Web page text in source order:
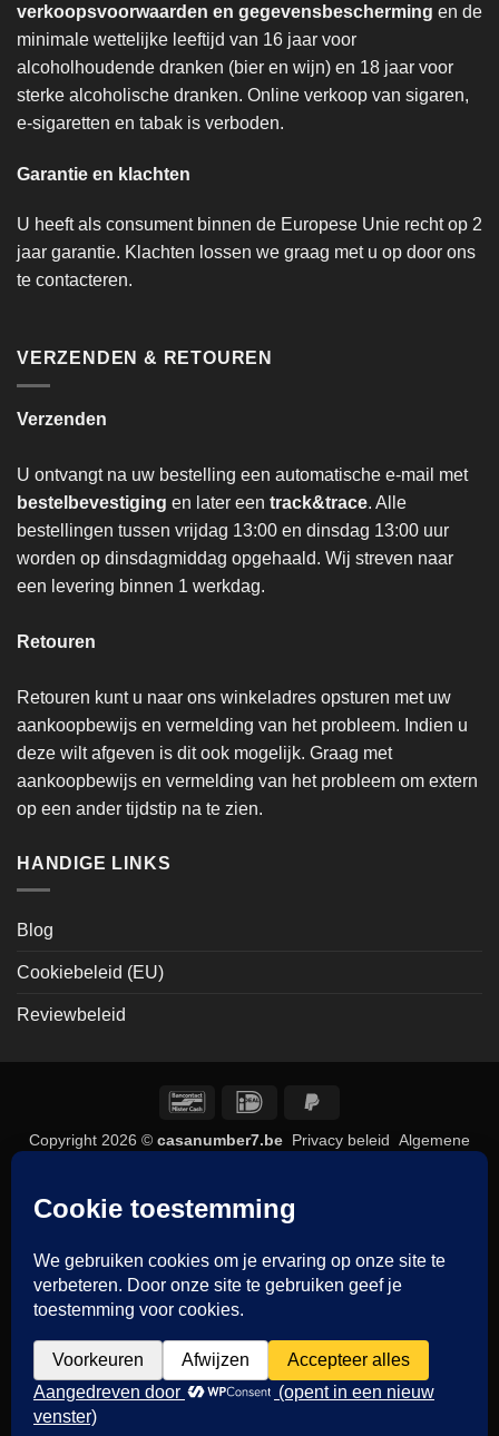
verkoopsvoorwaarden en gegevensbescherming en de
minimale wettelijke leeftijd van 16 jaar voor
alcoholhoudende dranken (bier en wijn) en 18 jaar voor
sterke alcoholische dranken. Online verkoop van sigaren,
e-sigaretten en tabak is verboden.
Garantie en klachten
U heeft als consument binnen de Europese Unie recht op 2
jaar garantie. Klachten lossen we graag met u op door ons
te contacteren.
VERZENDEN & RETOUREN
Verzenden
U ontvangt na uw bestelling een automatische e-mail met
bestelbevestiging en later een track&trace. Alle
bestellingen tussen vrijdag 13:00 en dinsdag 13:00 uur
worden op dinsdagmiddag opgehaald. Wij streven naar
een levering binnen 1 werkdag.
Retouren
Retouren kunt u naar ons winkeladres opsturen met uw
aankoopbewijs en vermelding van het probleem. Indien u
deze wilt afgeven is dit ook mogelijk. Graag met
aankoopbewijs en vermelding van het probleem om extern
op een ander tijdstip na te zien.
HANDIGE LINKS
Blog
Cookiebeleid (EU)
Reviewbeleid
BancontactIDeal
Copyright 2026 © casanumber7.be Privacy beleid Algemene